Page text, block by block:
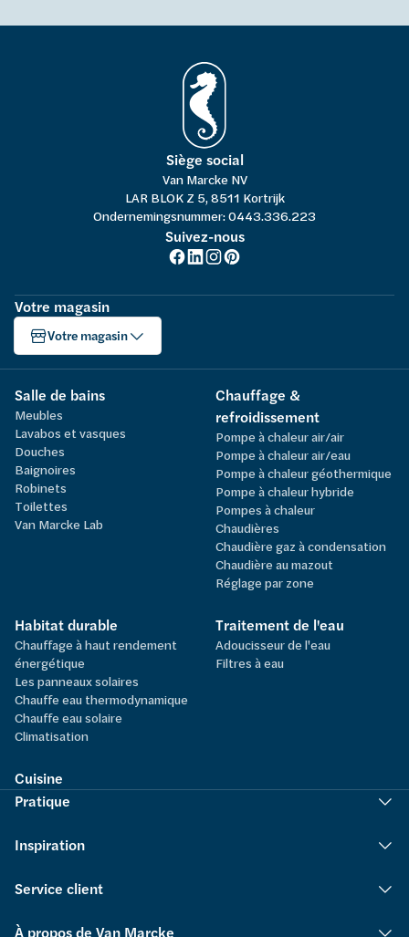
Siège social
Van Marcke NV
LAR BLOK Z 5, 8511 Kortrijk
Ondernemingsnummer: 0443.336.223
Suivez-nous
Votre magasin
Votre magasin
Salle de bains
Meubles
Lavabos et vasques
Douches
Baignoires
Robinets
Toilettes
Van Marcke Lab
Chauffage &
refroidissement
Pompe à chaleur air/air
Pompe à chaleur air/eau
Pompe à chaleur géothermique
Pompe à chaleur hybride
Pompes à chaleur
Chaudières
Chaudière gaz à condensation
Chaudière au mazout
Réglage par zone
Habitat durable
Chauffage à haut rendement
énergétique
Les panneaux solaires
Chauffe eau thermodynamique
Chauffe eau solaire
Climatisation
Traitement de l'eau
Adoucisseur de l'eau
Filtres à eau
Cuisine
Pratique
Inspiration
Service client
À propos de Van Marcke